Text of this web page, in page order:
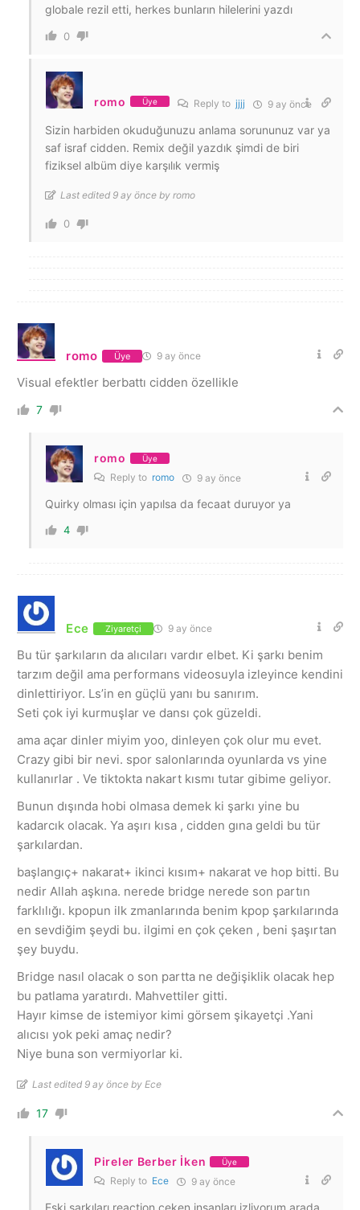
globale rezil etti, herkes bunların hilelerini yazdı
0
romo Üye Reply to jjjj 9 ay önce
Sizin harbiden okuduğunuzu anlama sorununuz var ya
saf israf cidden. Remix değil yazdık şimdi de biri
fiziksel albüm diye karşılık vermiş
Last edited 9 ay önce by romo
0
romo Üye 9 ay önce
Visual efektler berbattı cidden özellikle
7
romo Üye
Reply to romo 9 ay önce
Quirky olması için yapılsa da fecaat duruyor ya
4
Ece Ziyaretçi 9 ay önce
Bu tür şarkıların da alıcıları vardır elbet. Ki şarkı benim
tarzım değil ama performans videosuyla izleyince kendini
dinlettiriyor. Ls’in en güçlü yanı bu sanırım.
Seti çok iyi kurmuşlar ve dansı çok güzeldi.
ama açar dinler miyim yoo, dinleyen çok olur mu evet.
Crazy gibi bir nevi. spor salonlarında oyunlarda vs yine
kullanırlar . Ve tiktokta nakart kısmı tutar gibime geliyor.
Bunun dışında hobi olmasa demek ki şarkı yine bu
kadarcık olacak. Ya aşırı kısa , cidden gına geldi bu tür
şarkılardan.
başlangıç+ nakarat+ ikinci kısım+ nakarat ve hop bitti. Bu
nedir Allah aşkına. nerede bridge nerede son partın
farklılığı. kpopun ilk zmanlarında benim kpop şarkılarında
en sevdiğim şeydi bu. ilgimi en çok çeken , beni şaşırtan
şey buydu.
Bridge nasıl olacak o son partta ne değişiklik olacak hep
bu patlama yaratırdı. Mahvettiler gitti.
Hayır kimse de istemiyor kimi görsem şikayetçi .Yani
alıcısı yok peki amaç nedir?
Niye buna son vermiyorlar ki.
Last edited 9 ay önce by Ece
17
Pireler Berber İken Üye
Reply to Ece 9 ay önce